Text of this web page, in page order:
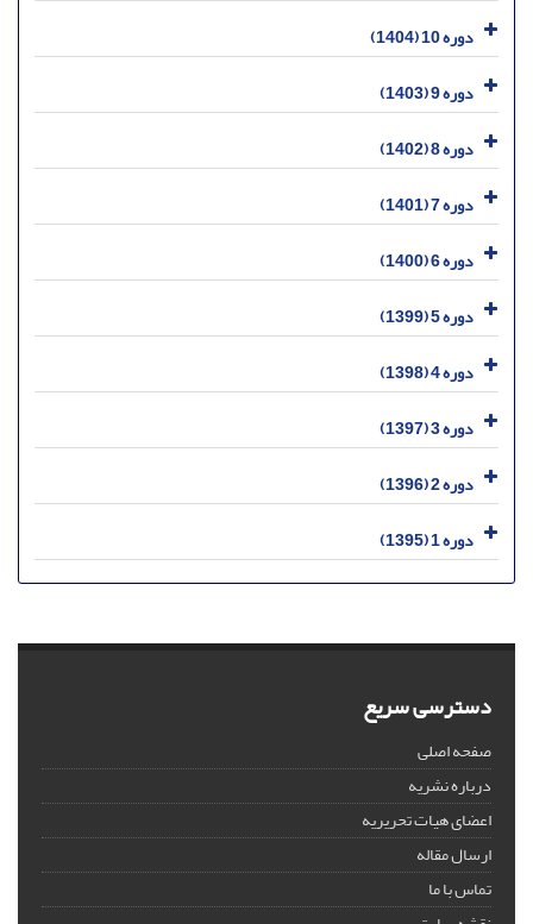
دوره 10 (1404)
دوره 9 (1403)
دوره 8 (1402)
دوره 7 (1401)
دوره 6 (1400)
دوره 5 (1399)
دوره 4 (1398)
دوره 3 (1397)
دوره 2 (1396)
دوره 1 (1395)
دسترسی سریع
صفحه اصلی
درباره نشریه
اعضای هیات تحریریه
ارسال مقاله
تماس با ما